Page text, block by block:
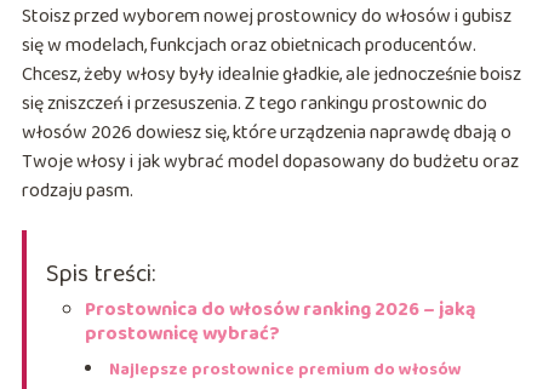
Stoisz przed wyborem nowej prostownicy do włosów i gubisz
się w modelach, funkcjach oraz obietnicach producentów.
Chcesz, żeby włosy były idealnie gładkie, ale jednocześnie boisz
się zniszczeń i przesuszenia. Z tego rankingu prostownic do
włosów 2026 dowiesz się, które urządzenia naprawdę dbają o
Twoje włosy i jak wybrać model dopasowany do budżetu oraz
rodzaju pasm.
Spis treści:
Prostownica do włosów ranking 2026 – jaką
prostownicę wybrać?
Najlepsze prostownice premium do włosów